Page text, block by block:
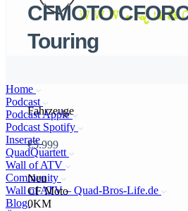
Home
Podcast
Podcast Apple
Podcast Spotify
Inserate
QuadQuartett
Wall of ATV
Community
Wall of ATV – Quad-Bros-Life.de
Blog
CFMOTO
Touring
Fahrzeuge
€5.999
Neu
CF Moto
0KM